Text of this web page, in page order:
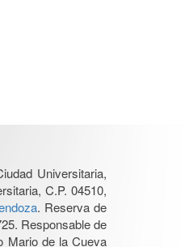
Universitaria,
C.P. 04510,
. Reserva de
Responsable de
Mario de la Cueva